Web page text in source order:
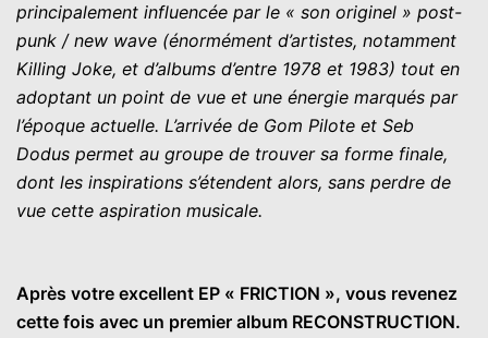
principalement influencée par le « son originel » post-
punk / new wave (énormément d’artistes, notamment
Killing Joke, et d’albums d’entre 1978 et 1983) tout en
adoptant un point de vue et une énergie marqués par
l’époque actuelle. L’arrivée de Gom Pilote et Seb
Dodus permet au groupe de trouver sa forme finale,
dont les inspirations s’étendent alors, sans perdre de
vue cette aspiration musicale.
Après votre excellent EP « FRICTION », vous revenez
cette fois avec un premier album RECONSTRUCTION.